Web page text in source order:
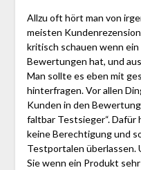
Allzu oft hört man von
meisten
kritisch schauen wenn
Bewertungen hat, und
Man sollte es eben mit
hinterfragen. Vor allen
Kunden in den
faltbar Testsieger“. Dafür
keine Berechtigung und
Testportalen überlassen.
Sie wenn ein Produkt